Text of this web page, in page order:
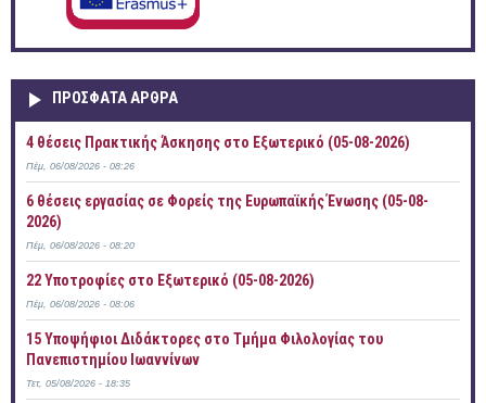
ΠΡOΣΦΑΤΑ AΡΘΡΑ
4 θέσεις Πρακτικής Άσκησης στο Εξωτερικό (05-08-2026)
Πέμ, 06/08/2026 - 08:26
6 θέσεις εργασίας σε Φορείς της Ευρωπαϊκής Ένωσης (05-08-
2026)
Πέμ, 06/08/2026 - 08:20
22 Υποτροφίες στο Εξωτερικό (05-08-2026)
Πέμ, 06/08/2026 - 08:06
15 Υποψήφιοι Διδάκτορες στο Τμήμα Φιλολογίας του
Πανεπιστημίου Ιωαννίνων
Τετ, 05/08/2026 - 18:35